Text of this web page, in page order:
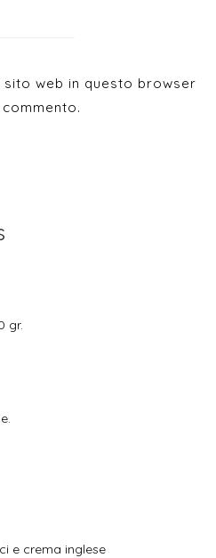
sito web in questo browser
gr.
e crema inglese